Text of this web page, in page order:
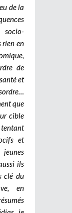
de la
rien en
de
et
que
cible
tentant
et
ils
clé du
en